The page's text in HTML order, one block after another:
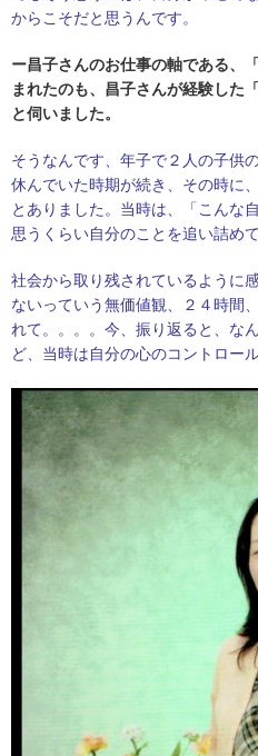
からこそだと思うんです。
ー昌子さんのお仕事の軸である、
まれたのも、昌子さんが経験した
と伺いました。
そうなんです、年子で２人の子供
休んでいた時期が続き、その時に
とありました。当時は、「こんな
思うくらい自分のことを追い詰め
社会から取り残されているように
ないっていう無価値観、２４時間
れて。。。。 今、振り返ると、な
ど、当時は自分の心のコントロー